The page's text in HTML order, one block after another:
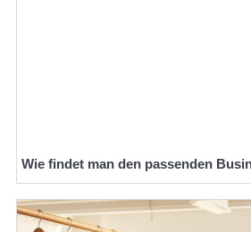
Wie findet man den passenden